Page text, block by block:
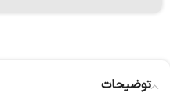
توضیحات